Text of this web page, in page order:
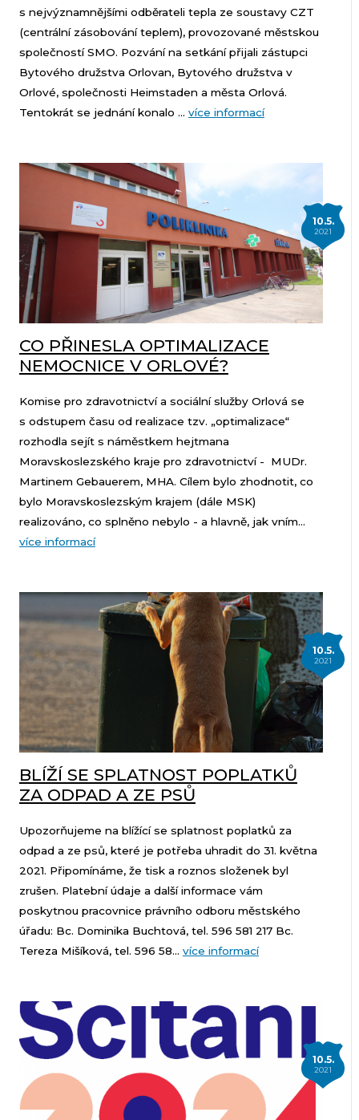
s nejvýznamnějšími odběrateli tepla ze soustavy CZT
(centrální zásobování teplem), provozované městskou
společností SMO. Pozvání na setkání přijali zástupci
Bytového družstva Orlovan, Bytového družstva v
Orlové, společnosti Heimstaden a města Orlová.
Tentokrát se jednání konalo ... více informací
10.5.
2021
CO PŘINESLA OPTIMALIZACE
NEMOCNICE V ORLOVÉ?
Komise pro zdravotnictví a sociální služby Orlová se
s odstupem času od realizace tzv. „optimalizace“
rozhodla sejít s náměstkem hejtmana
Moravskoslezského kraje pro zdravotnictví - MUDr.
Martinem Gebauerem, MHA. Cílem bylo zhodnotit, co
bylo Moravskoslezským krajem (dále MSK)
realizováno, co splněno nebylo - a hlavně, jak vním...
více informací
10.5.
2021
BLÍŽÍ SE SPLATNOST POPLATKŮ
ZA ODPAD A ZE PSŮ
Upozorňujeme na blížící se splatnost poplatků za
odpad a ze psů, které je potřeba uhradit do 31. května
2021. Připomínáme, že tisk a roznos složenek byl
zrušen. Platební údaje a další informace vám
poskytnou pracovnice právního odboru městského
úřadu: Bc. Dominika Buchtová, tel. 596 581 217 Bc.
Tereza Mišíková, tel. 596 58... více informací
10.5.
2021